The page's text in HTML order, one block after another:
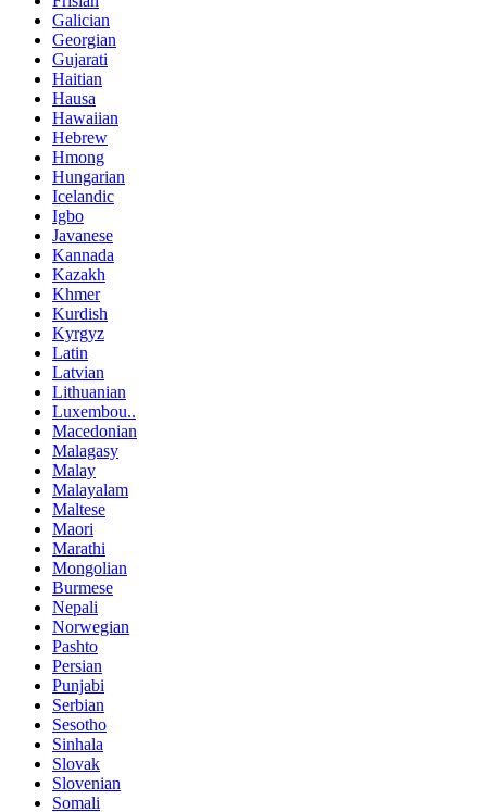
Galician
Georgian
Gujarati
Haitian
Hausa
Hawaiian
Hebrew
Hmong
Hungarian
Icelandic
Igbo
Javanese
Kannada
Kazakh
Khmer
Kurdish
Kyrgyz
Latin
Latvian
Lithuanian
Luxembou..
Macedonian
Malagasy
Malay
Malayalam
Maltese
Maori
Marathi
Mongolian
Burmese
Nepali
Norwegian
Pashto
Persian
Punjabi
Serbian
Sesotho
Sinhala
Slovak
Slovenian
Somali